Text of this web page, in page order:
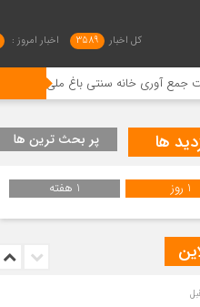
کل اخبار 3589 اخبار امروز :
باغ ملی لاهیجان چیست؟
ها پر بحث ترین ها
1 روز 1 هفته